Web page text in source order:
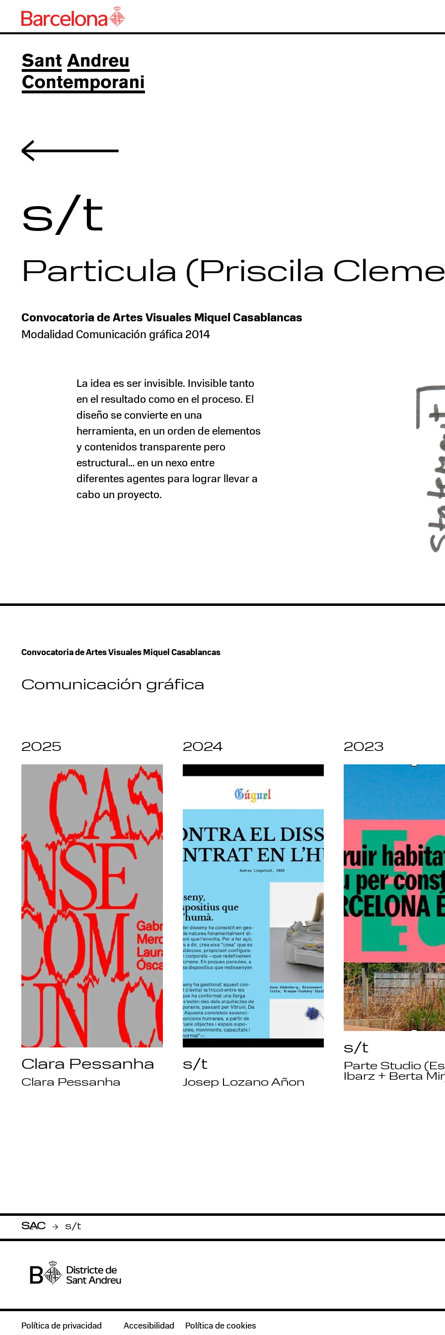
SAC
- s/t
s/t
Particula (Priscila
Convocatoria de Artes Visuales Miquel Casablancas
Modalidad Comunicación gráfica 2014
La idea es ser invisible. Invisible tanto
en el resultado como en el proceso. El
diseño se convierte en una
herramienta, en un orden de elementos
y contenidos transparente pero
estructural… en un nexo entre
diferentes agentes para lograr llevar a
cabo un proyecto.
Convocatoria de Artes Visuales Miquel Casablancas
Comunicación gráfica
2025
Clara Pessanha
Clara Pessanha
2024
s/t
Josep Lozano Añon
2023
s/t
Parte Studio
Ibarz + Berta
Política de privacidad Accesibilidad Política de cookies